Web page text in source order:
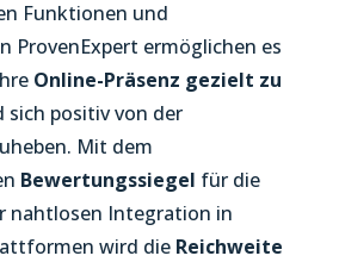
Funktionen und
ProvenExpert ermöglichen es
Online-Präsenz gezielt zu
sich positiv von der
Mit dem
Bewertungssiegel für die
nahtlosen Integration in
wird die Reichweite